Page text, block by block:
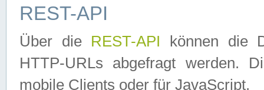
REST-API
Über die REST-API können die
HTTP-URLs abgefragt werden.
mobile Clients oder für JavaScript.